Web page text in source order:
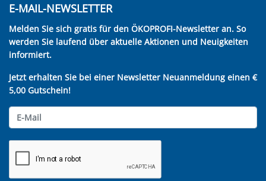
E-MAIL-NEWSLETTER
Melden Sie sich gratis für den ÖKOPROFI-Newsletter an. So
werden Sie laufend über aktuelle Aktionen und Neuigkeiten
informiert.
Jetzt erhalten Sie bei einer Newsletter Neuanmeldung einen €
5,00 Gutschein!